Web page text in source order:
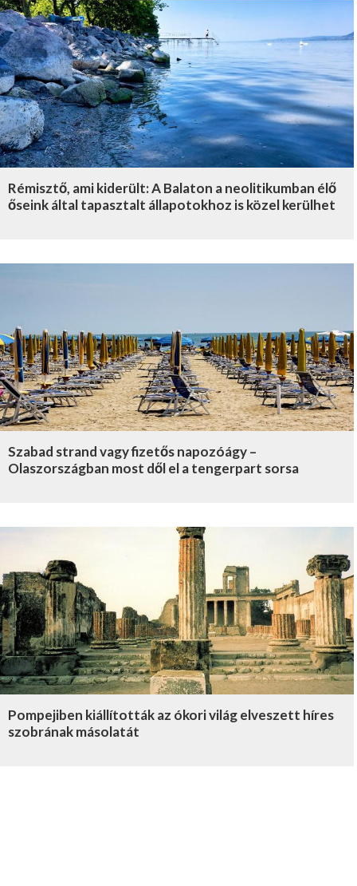
Rémisztő, ami kiderült: A Balaton a neolitikumban élő
őseink által tapasztalt állapotokhoz is közel kerülhet
Szabad strand vagy fizetős napozóágy –
Olaszországban most dől el a tengerpart sorsa
Pompejiben kiállították az ókori világ elveszett híres
szobrának másolatát